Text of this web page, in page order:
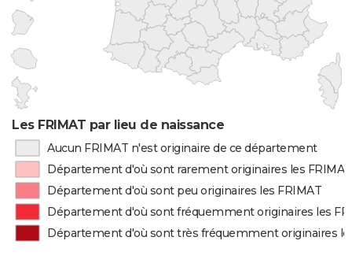
Les FRIMAT par lieu de naissance
Aucun FRIMAT n'est originaire de ce département
Département d'où sont rarement originaires les FRIMAT
Département d'où sont peu originaires les FRIMAT
Département d'où sont fréquemment originaires les
Département d'où sont très fréquemment originaires